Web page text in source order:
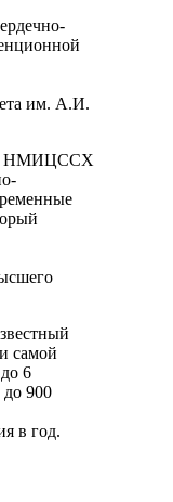
им. А.И.
в НМИЦССХ
самой
6
до 900
в год.